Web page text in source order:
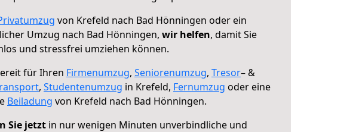
von Krefeld nach Bad Hönningen oder ein
Umzug nach Bad Hönningen, wir helfen, damit Sie
und stressfrei umziehen können.
für Ihren Firmenumzug, Seniorenumzug, Tresor– &
, Studentenumzug in Krefeld, Fernumzug oder eine
Beiladung von Krefeld nach Bad Hönningen.
Sie jetzt in nur wenigen Minuten unverbindliche und